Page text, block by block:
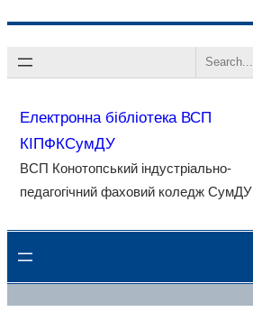
до
Search
Електронна бібліотека ВСП
КІПФКСумДУ
ВСП Конотопський індустріально-
педагогічний фаховий коледж СумДУ